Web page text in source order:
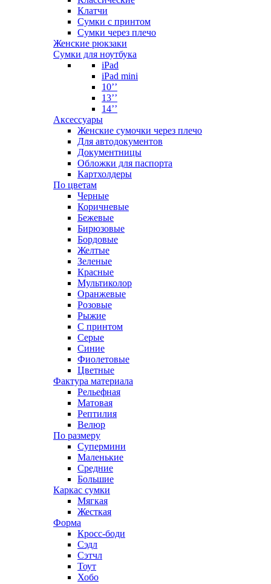
Клатчи
Сумки с принтом
Сумки через плечо
Женские рюкзаки
Сумки для ноутбука
iPad
iPad mini
10’’
13’’
14’’
Аксессуары
Женские сумочки через плечо
Для автодокументов
Документницы
Обложки для паспорта
Картхолдеры
По цветам
Черные
Коричневые
Бежевые
Бирюзовые
Бордовые
Желтые
Зеленые
Красные
Мультиколор
Оранжевые
Розовые
Рыжие
С принтом
Серые
Синие
Фиолетовые
Цветные
Фактура материала
Рельефная
Матовая
Рептилия
Велюр
По размеру
Супермини
Маленькие
Средние
Большие
Каркас сумки
Мягкая
Жесткая
Форма
Кросс-боди
Сэдл
Сэтчл
Тоут
Хобо